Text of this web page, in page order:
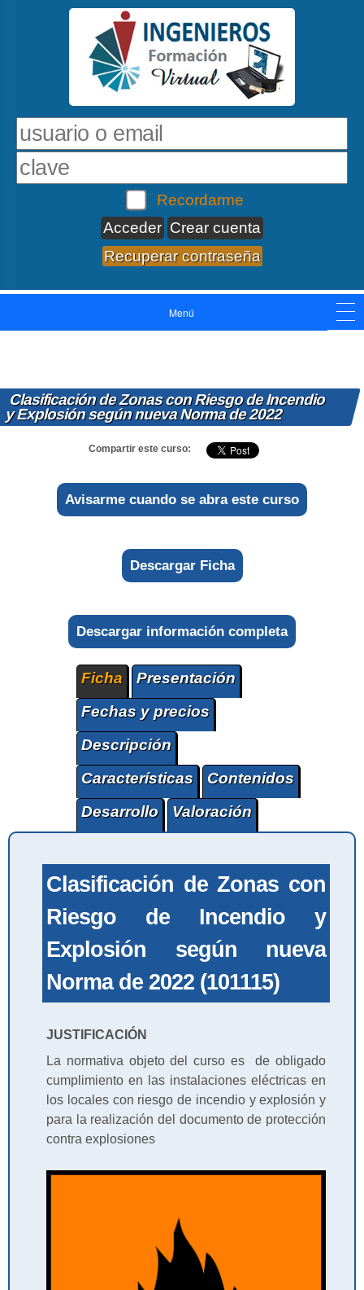
Recordarme
Crear cuenta
Recuperar contraseña
Menú
Clasificación de Zonas con Riesgo de Incendio
y Explosión según nueva Norma de 2022
Compartir este curso:
Avisarme cuando se abra este curso
Descargar Ficha
Descargar información completa
Ficha
Presentación
Fechas y precios
Descripción
Características
Contenidos
Desarrollo
Valoración
Clasificación de Zonas con
Riesgo de Incendio y
Explosión según nueva
Norma de 2022 (101115)
JUSTIFICACIÓN
La normativa objeto del curso es de obligado
cumplimiento en las instalaciones eléctricas en
los locales con riesgo de incendio y explosión y
para la realización del documento de protección
contra explosiones